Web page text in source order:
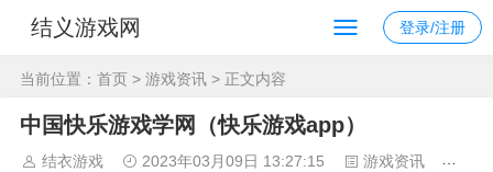
结义游戏网 登录/注册
当前位置： 首页 > 游戏资讯 > 正文内容
中国快乐游戏学网（快乐游戏app）
结衣游戏 2023年03月09日 13:27:15 游戏资讯